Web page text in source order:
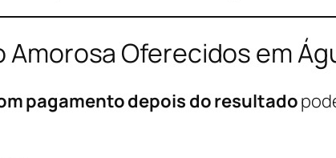
Oferecidos em
pagamento depois do resultado